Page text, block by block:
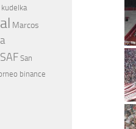
kudelka
Marcos
SAF San
binance